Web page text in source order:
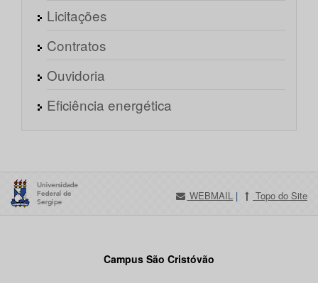
Licitações
Contratos
Ouvidoria
Eficiência energética
WEBMAIL | Topo do Site
Campus São Cristóvão